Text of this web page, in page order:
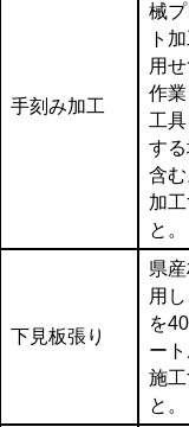
手刻み加工
械
ト
用
作
工
す
含
加
と。
下見板張り
県
用
を
ー
施工
と。